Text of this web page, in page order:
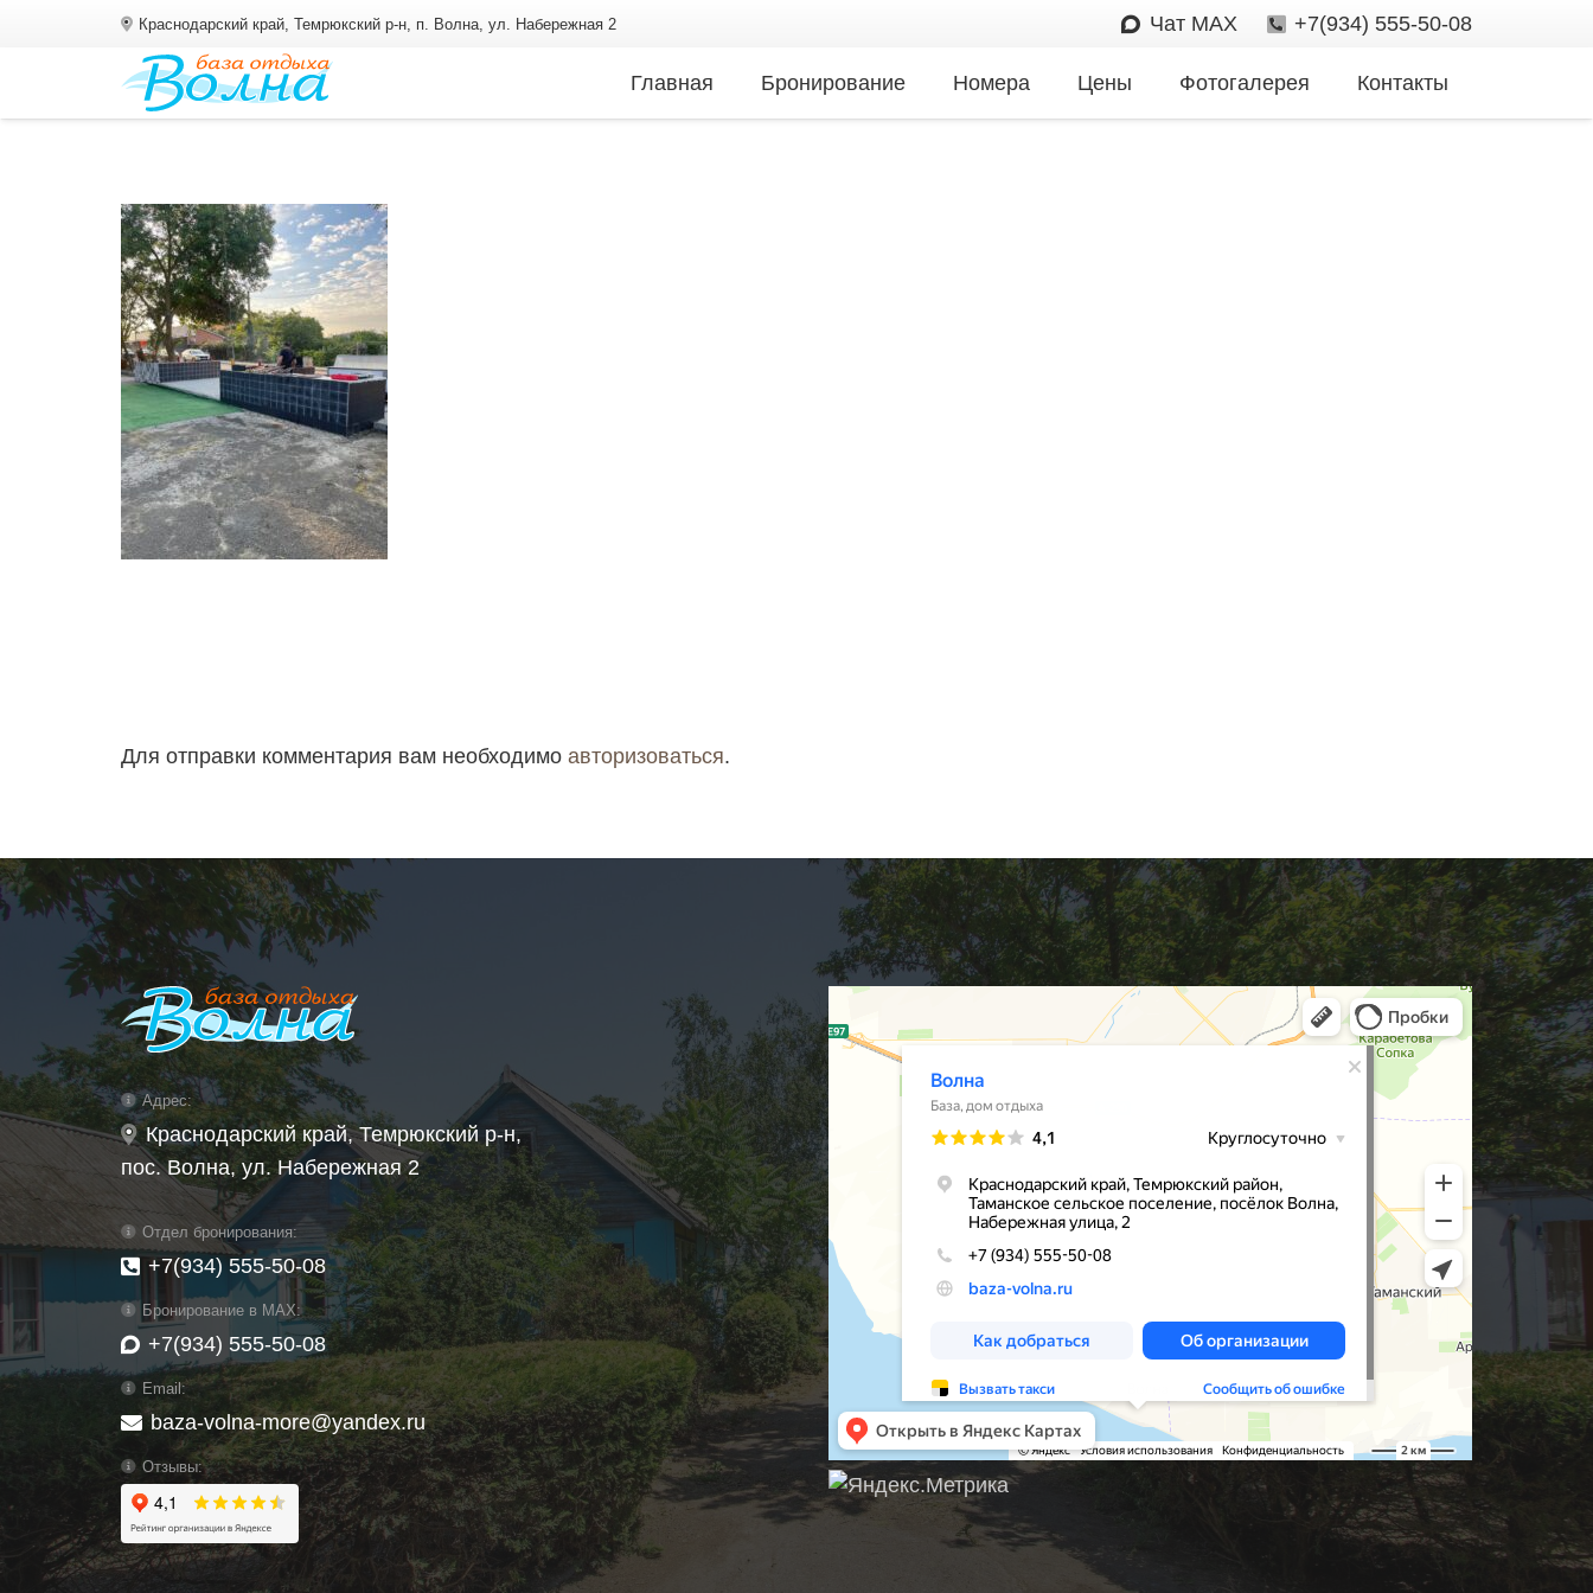
Краснодарский край, Темрюкский р-н, п. Волна, ул. Набережная 2 Чат MAX +7(934) 555-50-08
Главная Бронирование Номера Цены Фотогалерея Контакты
Для отправки комментария вам необходимо авторизоваться.
Адрес:
Краснодарский край, Темрюкский р-н,
пос. Волна, ул. Набережная 2
Отдел бронирования:
+7(934) 555-50-08
Бронирование в MAX:
+7(934) 555-50-08
Email:
baza-volna-more@yandex.ru
Отзывы: